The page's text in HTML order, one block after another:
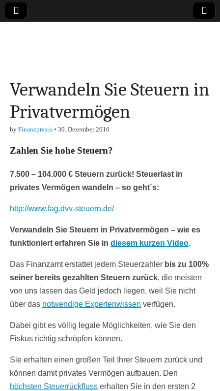
Finanzen,
Marketing-, Vertrieb-
& Investment-Tipps
Verwandeln Sie Steuern in
Privatvermögen
by Finanzpraxis • 30. Dezember 2016
Zahlen Sie hohe Steuern?
7.500 – 104.000 € Steuern zurück! Steuerlast in
privates Vermögen wandeln – so geht´s:
http://www.fag.dvv-steuern.de/
Verwandeln Sie Steuern in Privatvermögen – wie es
funktioniert erfahren Sie in diesem kurzen Video.
Das Finanzamt erstattet jedem Steuerzahler bis zu 100%
seiner bereits gezahlten Steuern zurück, die meisten
von uns lassen das Geld jedoch liegen, weil Sie nicht
über das notwendige Expertenwissen verfügen.
Dabei gibt es völlig legale Möglichkeiten, wie Sie den
Fiskus richtig schröpfen können.
Sie erhalten einen großen Teil Ihrer Steuern zurück und
können damit privates Vermögen aufbauen. Den
höchsten Steuerrückfluss erhalten Sie in den ersten 2